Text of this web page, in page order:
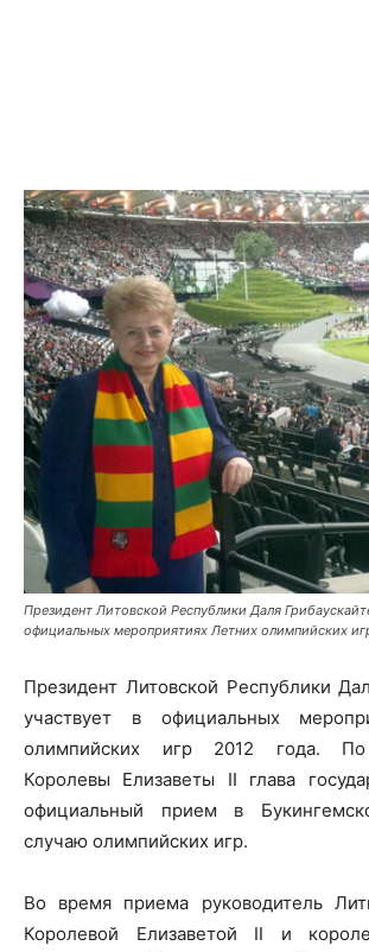
Президент Литовской Республики Даля
официальных мероприятиях Летних олимпийских
Президент Литовской Республики
участвует в официальных
олимпийских игр 2012 года. По
Королевы Елизаветы II глава
официальный прием в
случаю олимпийских игр.
Во время приема руководитель
Королевой Елизаветой II и